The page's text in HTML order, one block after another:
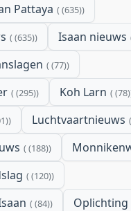
Pattaya (635)
(635) Isaan nieuws
(77)
(295) Koh Larn (78)
Luchtvaartnieuws
(188)
(120)
(84) Oplichting